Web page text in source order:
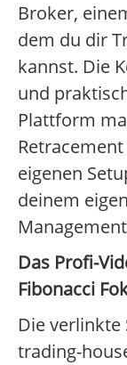
Broker,
dem du dir
kannst. Die
und
Plattform
eigenen
deinem
Das Profi-
Fibonacci
Die verlinkte
trading-